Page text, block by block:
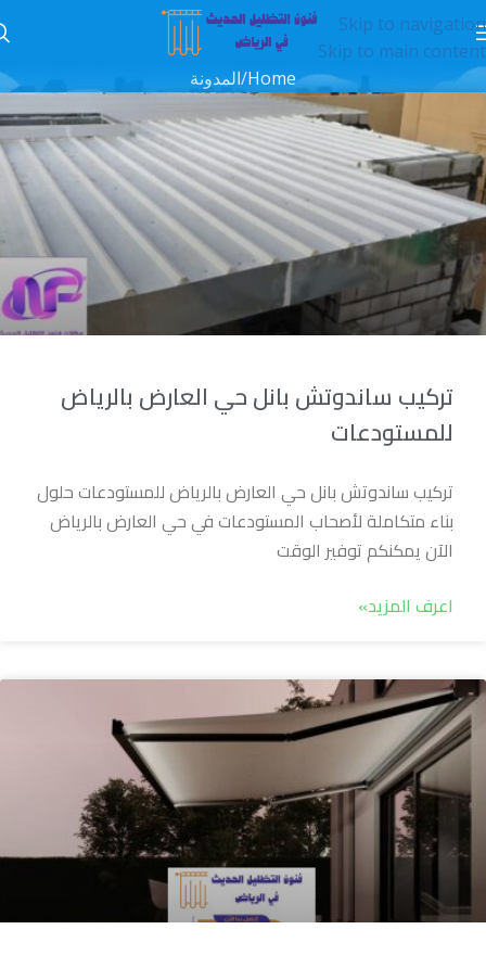
Skip to navigation
Skip to main content
Home المدونة
تركيب ساندوتش بانل حي العارض بالرياض
للمستودعات
تركيب ساندوتش بانل حي العارض بالرياض للمستودعات حلول
بناء متكاملة لأصحاب المستودعات في حي العارض بالرياض
الآن يمكنكم توفير الوقت
اعرف المزيد»